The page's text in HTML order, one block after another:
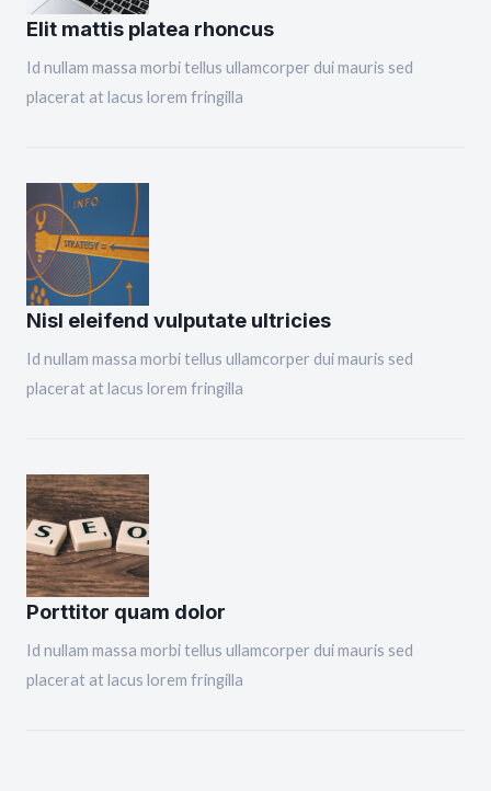
Elit mattis platea rhoncus
Id nullam massa morbi tellus ullamcorper dui mauris sed
placerat at lacus lorem fringilla
Nisl eleifend vulputate ultricies
Id nullam massa morbi tellus ullamcorper dui mauris sed
placerat at lacus lorem fringilla
Porttitor quam dolor
Id nullam massa morbi tellus ullamcorper dui mauris sed
placerat at lacus lorem fringilla